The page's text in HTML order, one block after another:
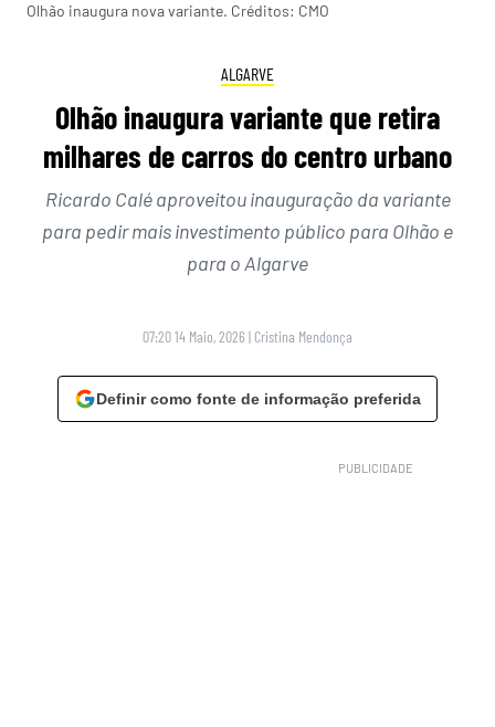
Olhão inaugura nova variante. Créditos: CMO
ALGARVE
Olhão inaugura variante que retira
milhares de carros do centro urbano
Ricardo Calé aproveitou inauguração da variante
para pedir mais investimento público para Olhão e
para o Algarve
07:20 14 Maio, 2026 | Cristina Mendonça
Definir como fonte de informação preferida